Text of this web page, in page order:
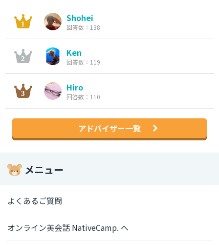
Shohei
回答数：138
Ken
回答数：119
Hiro
回答数：110
アドバイザー一覧
メニュー
よくあるご質問
オンライン英会話 NativeCamp. へ